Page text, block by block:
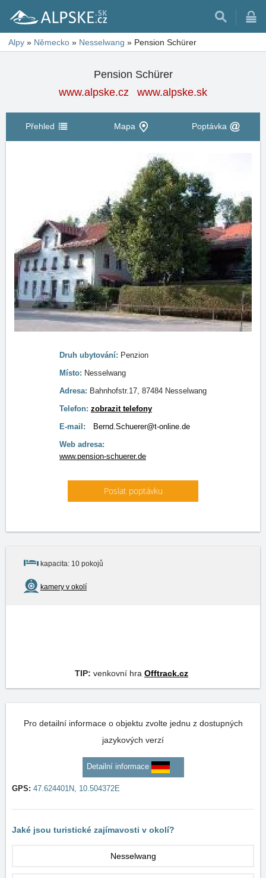
Alpy » Německo » Nesselwang » Pension Schürer
Pension Schürer
www.alpske.cz
www.alpske.sk
Přehled Mapa Poptávka
Druh ubytování: Penzion
Místo: Nesselwang
Adresa: Bahnhofstr.17, 87484 Nesselwang
Telefon: zobrazit telefony
E-mail:
Bernd.Schuerer@t-online.de
Web adresa:
www.pension-schuerer.de
Poslat poptávku
kapacita: 10 pokojů
kamery v okolí
TIP: venkovní hra Offtrack.cz
Pro detailní informace o objektu zvolte jednu z dostupných
jazykových verzí
Detailní informace
GPS: 47.624401N, 10.504372E
Jaké jsou turistické zajímavosti v okolí?
Nesselwang